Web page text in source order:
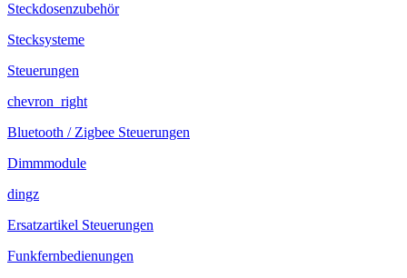
Steckdosenzubehör
Stecksysteme
Steuerungen
chevron_right
Bluetooth / Zigbee Steuerungen
Dimmmodule
dingz
Ersatzartikel Steuerungen
Funkfernbedienungen